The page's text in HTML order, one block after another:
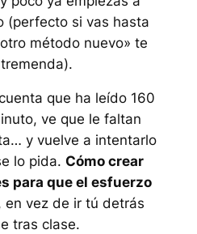
(perfecto si vas hasta
método nuevo» te
que ha leído 160
ve que le faltan
y vuelve a intentarlo
lo pida. Cómo crear
para que el esfuerzo
en vez de ir tú detrás
tras clase.